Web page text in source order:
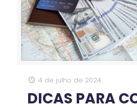
4 de julho de 2024
DICAS PARA